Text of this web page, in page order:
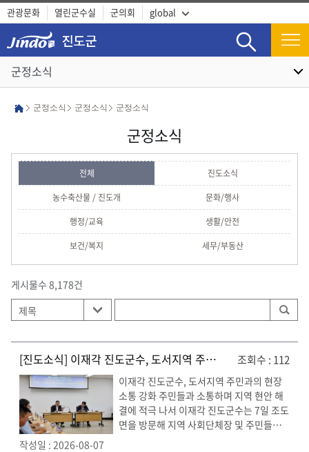
검색
관광문화 열린군수실 군의회 global
군정소식
군정소식 군정소식 군정소식
군정소식
전체
진도소식
농수축산물 / 진도개
문화/행사
행정/교육
생활/안전
보건/복지
세무/부동산
게시물수 8,178건
[진도소식] 이재각 진도군수, 도서지역 주민과의 현장 소통 강화
이재각 진도군수, 도서지역 주민과의 현장
소통 강화 주민들과 소통하며 지역 현안 해
결에 적극 나서 이재각 진도군수는 7일 조도
면을 방문해 지역 사회단체장 및 주민들과
작성일 : 2026-08-07
조회수 : 112